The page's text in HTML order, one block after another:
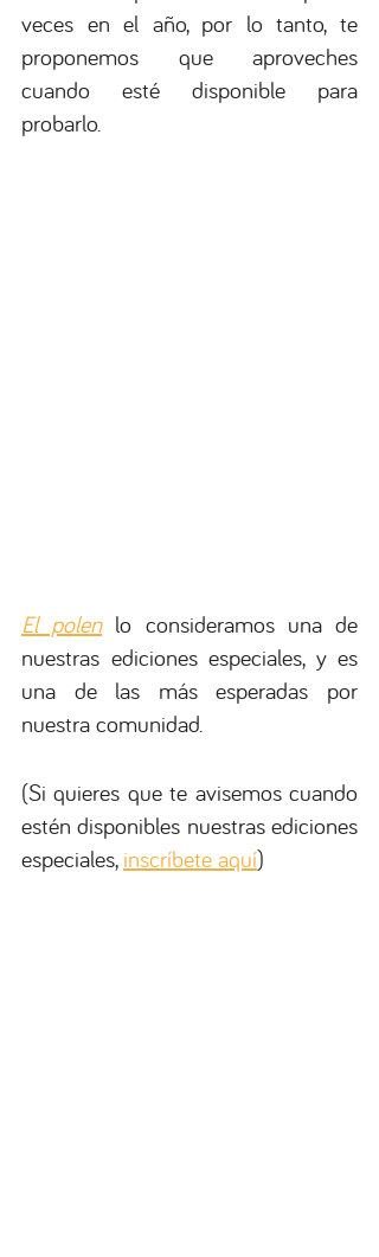
veces en el año, por lo tanto, te
proponemos que aproveches
cuando esté disponible para
probarlo.
El polen lo consideramos una de
nuestras ediciones especiales, y es
una de las más esperadas por
nuestra comunidad.
(Si quieres que te avisemos cuando
estén disponibles nuestras ediciones
especiales, inscríbete aquí)